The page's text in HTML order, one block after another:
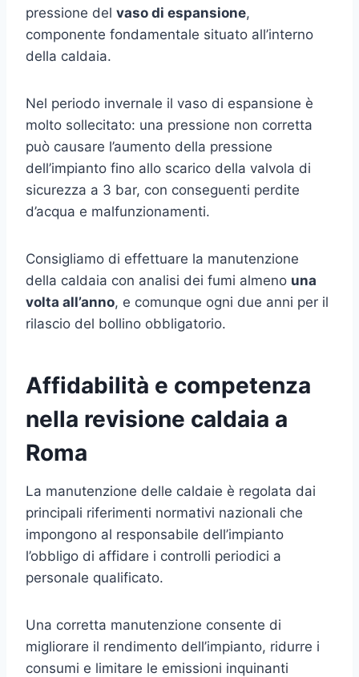
pressione del vaso di espansione,
componente fondamentale situato all’interno
della caldaia.
Nel periodo invernale il vaso di espansione è
molto sollecitato: una pressione non corretta
può causare l’aumento della pressione
dell’impianto fino allo scarico della valvola di
sicurezza a 3 bar, con conseguenti perdite
d’acqua e malfunzionamenti.
Consigliamo di effettuare la manutenzione
della caldaia con analisi dei fumi almeno una
volta all’anno, e comunque ogni due anni per il
rilascio del bollino obbligatorio.
Affidabilità e competenza
nella revisione caldaia a
Roma
La manutenzione delle caldaie è regolata dai
principali riferimenti normativi nazionali che
impongono al responsabile dell’impianto
l’obbligo di affidare i controlli periodici a
personale qualificato.
Una corretta manutenzione consente di
migliorare il rendimento dell’impianto, ridurre i
consumi e limitare le emissioni inquinanti